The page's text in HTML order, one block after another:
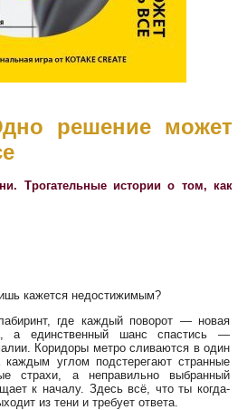
решение может
Трогательные истории о том, как
кажется недостижимым?
где каждый поворот — новая
а единственный шанс спастись —
Коридоры метро сливаются в один
каждым углом подстерегают странные
страхи, а неправильно выбранный
к началу. Здесь всё, что ты когда-
из тени и требует ответа.